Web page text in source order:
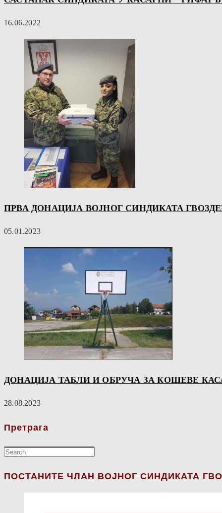
16.06.2022
ПРВА ДОНАЦИЈА ВОЈНОГ СИНДИКАТА
05.01.2023
ДОНАЦИЈА ТАБЛИ И ОБРУЧА ЗА КОШЕВЕ
28.08.2023
Претрага
ПОСТАНИТЕ ЧЛАН ВОЈНОГ СИНДИКАТА